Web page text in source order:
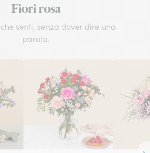
Fiori rosa
senti, senza dover dire una
parola.